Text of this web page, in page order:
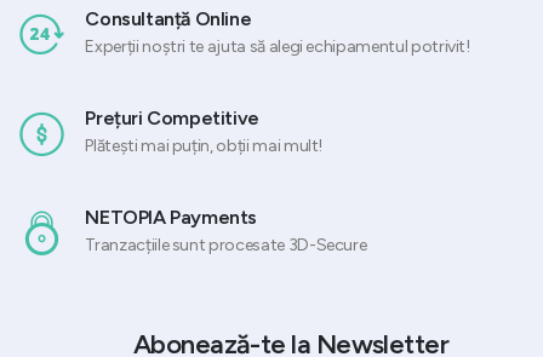
Consultanță Online
Experții noștri te ajuta să alegi echipamentul potrivit!
Prețuri Competitive
Plătești mai puțin, obții mai mult!
NETOPIA Payments
Tranzacțiile sunt procesate 3D-Secure
Abonează-te la Newsletter